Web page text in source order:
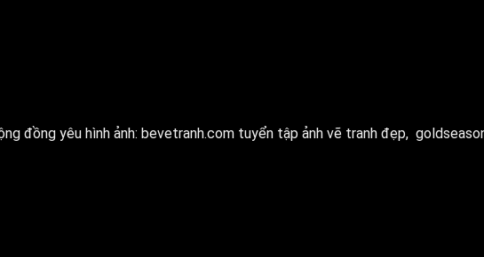
đồng yêu hình ảnh: bevetranh.com tuyển tập ảnh vẽ tranh đẹp,